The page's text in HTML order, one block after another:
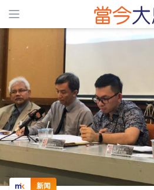
ADS
新闻